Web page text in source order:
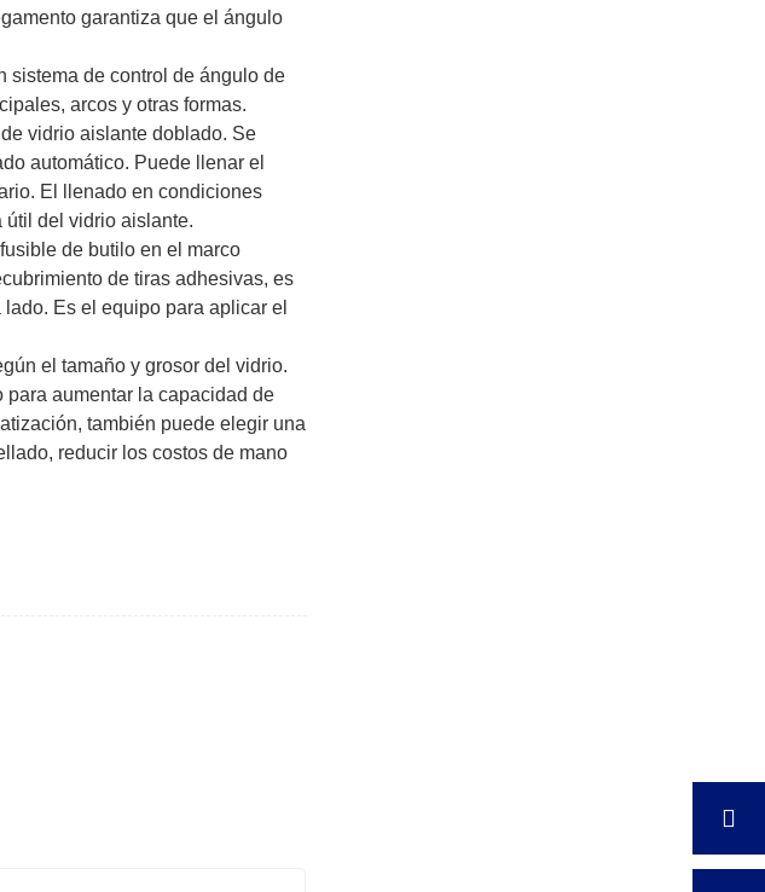
garantiza que el ángulo
sistema de control de ángulo de
arcos y otras formas.
vidrio aislante doblado. Se
automático. Puede llenar el
El llenado en condiciones
del vidrio aislante.
de butilo en el marco
de tiras adhesivas, es
Es el equipo para aplicar el
el tamaño y grosor del vidrio.
para aumentar la capacidad de
también puede elegir una
reducir los costos de mano